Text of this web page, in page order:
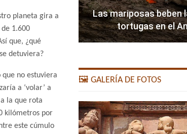
planeta gira a
1.600
que, ¿qué
detuviera?
que no estuviera
a ‘volar’ a
la que rota
kilómetros por
este cúmulo
Las mariposas beben
tortugas en el
🖼️ GALERÍA DE FOTOS